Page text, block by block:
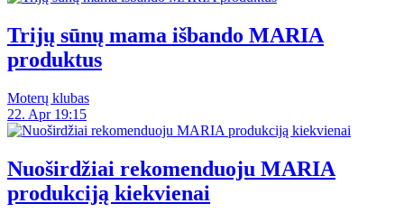
Trijų sūnų mama išbando MARIA
produktus
Moterų klubas
22. Apr 19:15
Nuoširdžiai rekomenduoju MARIA
produkciją kiekvienai